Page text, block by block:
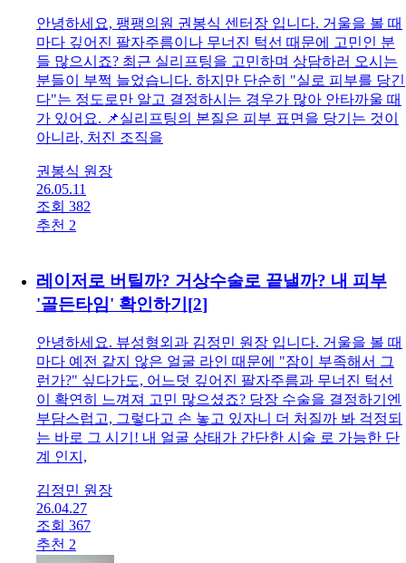
안녕하세요, 팽팽의원 권봉식 센터장 입니다. 거울을 볼 때
마다 깊어진 팔자주름이나 무너진 턱선 때문에 고민인 분
들 많으시죠? 최근 실리프팅을 고민하며 상담하러 오시는
분들이 부쩍 늘었습니다. 하지만 단순히 "실로 피부를 당긴
다"는 정도로만 알고 결정하시는 경우가 많아 안타까울 때
가 있어요. 📌실리프팅의 본질은 피부 표면을 당기는 것이
아니라, 처진 조직을
권봉식 원장
26.05.11
조회 382
추천 2
레이저로 버틸까? 거상수술로 끝낼까? 내 피부
'골든타임' 확인하기 [2]
안녕하세요. 뷰성형외과 김정민 원장 입니다. 거울을 볼 때
마다 예전 같지 않은 얼굴 라인 때문에 "잠이 부족해서 그
런가?" 싶다가도, 어느덧 깊어진 팔자주름과 무너진 턱선
이 확연히 느껴져 고민 많으셨죠? 당장 수술을 결정하기엔
부담스럽고, 그렇다고 손 놓고 있자니 더 처질까 봐 걱정되
는 바로 그 시기! 내 얼굴 상태가 간단한 시술 로 가능한 단
계 인지,
김정민 원장
26.04.27
조회 367
추천 2